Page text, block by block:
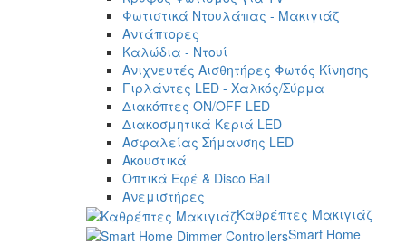
Φωτιστικά Ντουλάπας - Μακιγιάζ
Αντάπτορες
Καλώδια - Ντουί
Ανιχνευτές Αισθητήρες Φωτός Κίνησης
Γιρλάντες LED - Χαλκός/Σύρμα
Διακόπτες ON/OFF LED
Διακοσμητικά Κεριά LED
Ασφαλείας Σήμανσης LED
Ακουστικά
Οπτικά Εφέ & Disco Ball
Ανεμιστήρες
Καθρέπτες Μακιγιάζ
Smart Home